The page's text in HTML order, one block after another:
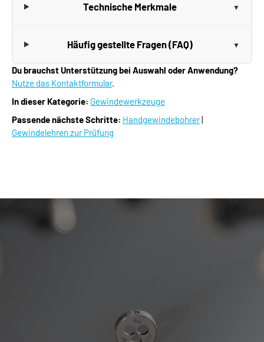
Technische Merkmale
Häufig gestellte Fragen (FAQ)
Du brauchst Unterstützung bei Auswahl oder Anwendung?
Nutze das Kontaktformular.
In dieser Kategorie: Gewindewerkzeuge
Passende nächste Schritte: Handgewindebohrer|
Gewindelehren zur Prüfung